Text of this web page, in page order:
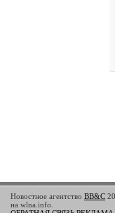
Новостное агентство BB&C
на wlna.info.